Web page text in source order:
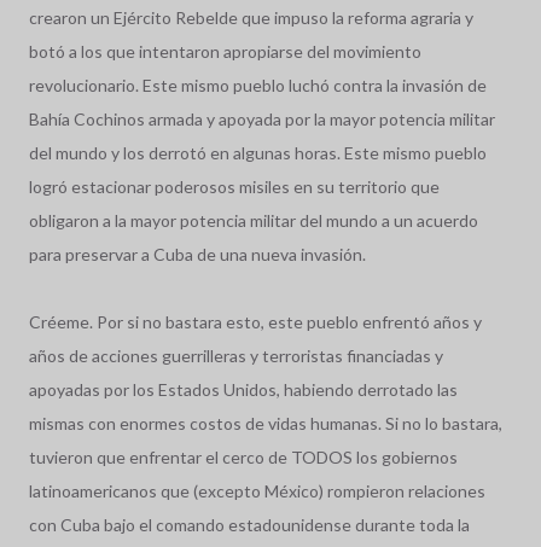
crearon un Ejército Rebelde que impuso la reforma agraria y
botó a los que intentaron apropiarse del movimiento
revolucionario. Este mismo pueblo luchó contra la invasión de
Bahía Cochinos armada y apoyada por la mayor potencia militar
del mundo y los derrotó en algunas horas. Este mismo pueblo
logró estacionar poderosos misiles en su territorio que
obligaron a la mayor potencia militar del mundo a un acuerdo
para preservar a Cuba de una nueva invasión.
Créeme. Por si no bastara esto, este pueblo enfrentó años y
años de acciones guerrilleras y terroristas financiadas y
apoyadas por los Estados Unidos, habiendo derrotado las
mismas con enormes costos de vidas humanas. Si no lo bastara,
tuvieron que enfrentar el cerco de TODOS los gobiernos
latinoamericanos que (excepto México) rompieron relaciones
con Cuba bajo el comando estadounidense durante toda la